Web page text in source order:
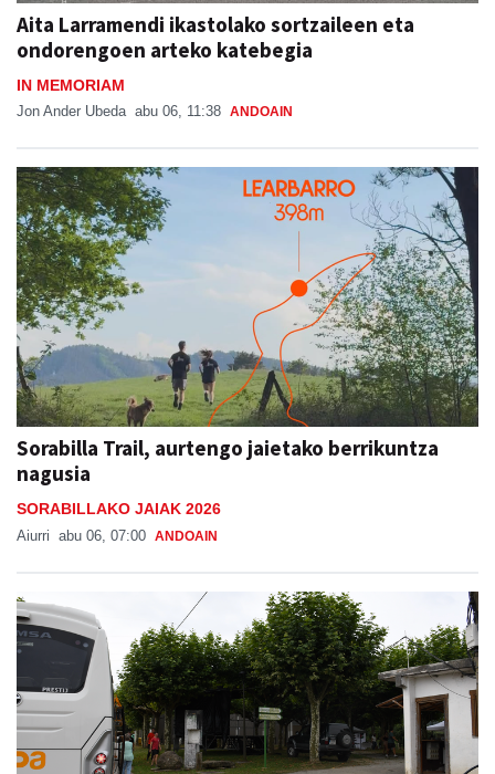
Aita Larramendi ikastolako sortzaileen eta
ondorengoen arteko katebegia
IN MEMORIAM
Jon Ander Ubeda abu 06, 11:38 ANDOAIN
Sorabilla Trail, aurtengo jaietako berrikuntza
nagusia
SORABILLAKO JAIAK 2026
Aiurri abu 06, 07:00 ANDOAIN